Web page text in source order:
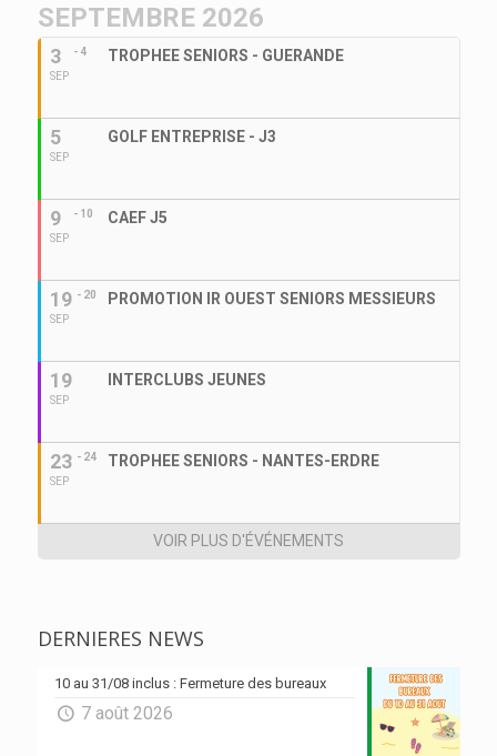
SEPTEMBRE 2026
3
SEP
- 4 TROPHEE SENIORS - GUERANDE
5
SEP
GOLF ENTREPRISE - J3
9
SEP
- 10 CAEF J5
19
SEP
- 20 PROMOTION IR OUEST SENIORS MESSIEURS
19
SEP
INTERCLUBS JEUNES
23
SEP
- 24 TROPHEE SENIORS - NANTES-ERDRE
VOIR PLUS D'ÉVÉNEMENTS
DERNIERES NEWS
10 au 31/08 inclus : Fermeture des bureaux
7 août 2026